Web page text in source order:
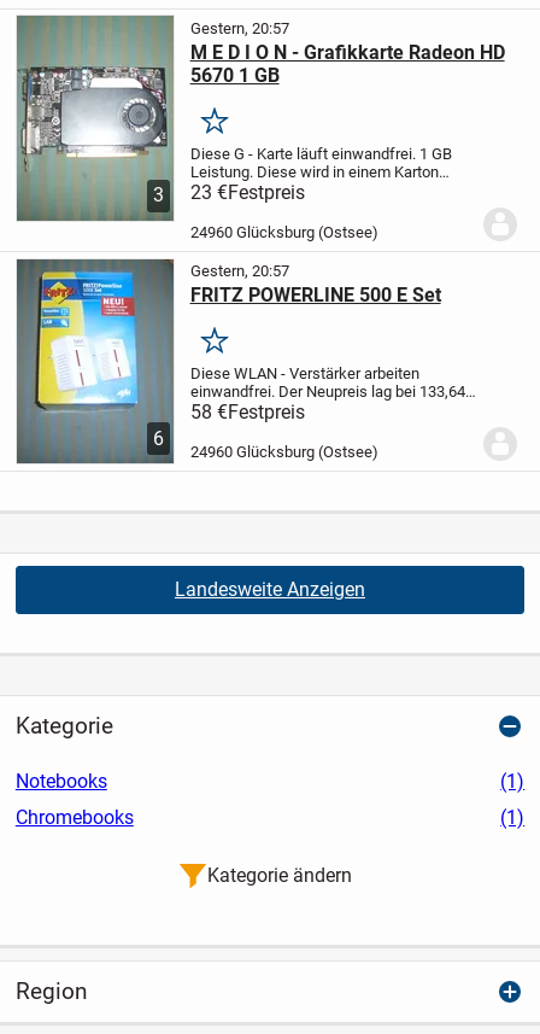
3
Gestern, 20:57
M E D I O N - Grafikkarte Radeon HD
5670 1 GB
Merken
Diese G - Karte läuft einwandfrei. 1 GB
Leistung. Diese wird in einem Karton
versendet der nicht der Karte entspricht.
Die Treiber - CD ist mit dabei.
Versendung wird nur mit
Paypal/Freunde...
23 €Festpreis
24960 Glücksburg (Ostsee)
6
Gestern, 20:57
FRITZ POWERLINE 500 E Set
Merken
Diese WLAN - Verstärker arbeiten
einwandfrei. Der Neupreis lag bei 133,64
€ .Die Details entnehmen sie bitte den
Bei Versendung erfolgt die
Bezahlung nür über Paypal/Freunde.
58 €Festpreis
24960 Glücksburg (Ostsee)
Landesweite Anzeigen
Kategorie
Notebooks
(1)
Chromebooks
(1)
Kategorie ändern
Region